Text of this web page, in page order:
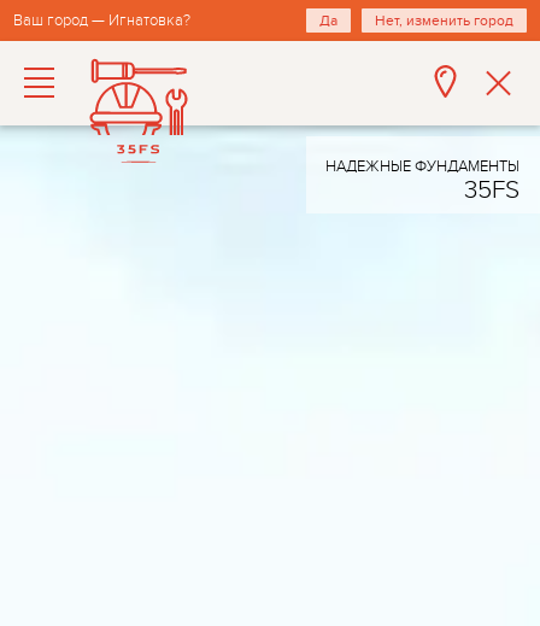
Ваш город — Игнатовка? Да Нет, изменить город
НАДЕЖНЫЕ ФУНДАМЕНТЫ
35FS